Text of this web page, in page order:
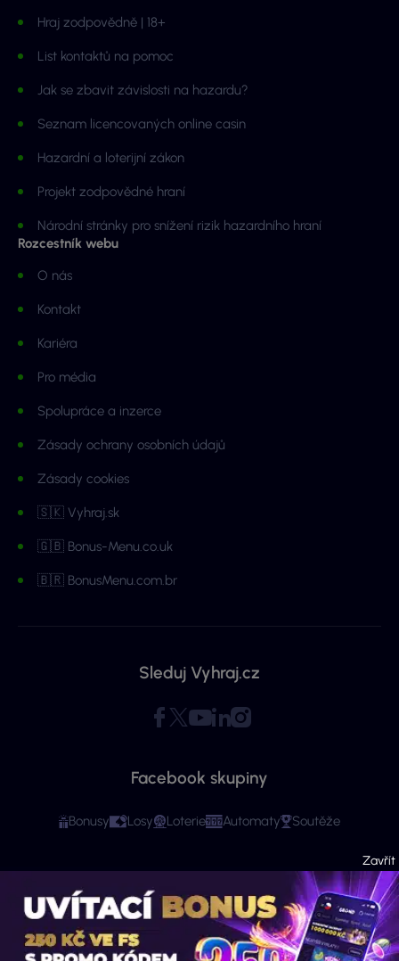
Hraj zodpovědně | 18+
List kontaktů na pomoc
Jak se zbavit závislosti na hazardu?
Seznam licencovaných online casin
Hazardní a loterijní zákon
Projekt zodpovědné hraní
Národní stránky pro snížení rizik hazardního hraní
Rozcestník webu
O nás
Kontakt
Kariéra
Pro média
Spolupráce a inzerce
Zásady ochrany osobních údajů
Zásady cookies
🇸🇰 Vyhraj.sk
🇬🇧 Bonus-Menu.co.uk
🇧🇷 BonusMenu.com.br
Sleduj Vyhraj.cz
Facebook skupiny
Bonusy Losy Loterie Automaty Soutěže
Copyright © 2026 - Všechna práva vyhrazena. Vyhraj.cz | Ministerstvo financí
varuje: Účastí na hazardní hře může vzniknout závislost! Stránky mají čistě
informační charakter. Veškeré informace se týkají osob starších 18 let.
Provozovatelem webu je ExeMedia s.r.o. se sídlem Kurzova 2222/16, Stodůlky,